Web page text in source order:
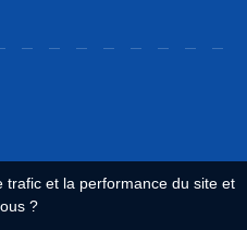
et la performance du site et
?